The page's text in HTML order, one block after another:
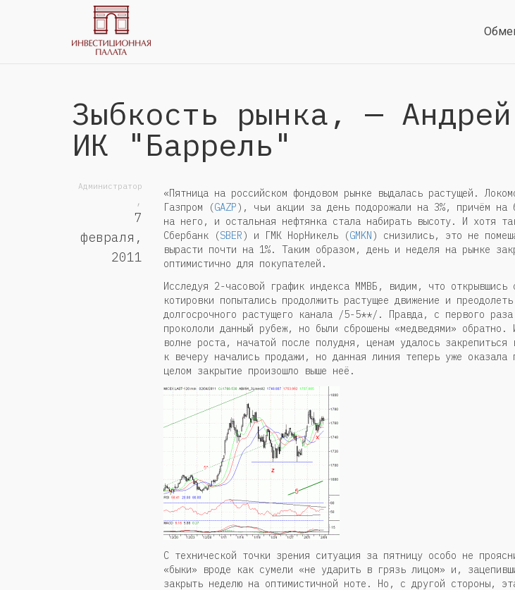
Зыбкость рынка, —
ИК "Баррель"
Администратор
,
7
февраля,
2011
«Пятница на российском фондовом рынке выдалась растущей.
Газпром (GAZP), чьи акции за день подорожали на 3%, причём на
на него, и остальная нефтянка стала набирать высоту. И хотя
Сбербанк (SBER) и ГМК НорНикель (GMKN) снизились, это не
вырасти почти на 1%. Таким образом, день и неделя на рынке
оптимистично для покупателей.
Исследуя 2-часовой график индекса ММВБ, видим, что открывшись
котировки попытались продолжить растущее движение и
долгосрочного растущего канала /5-5**/. Правда, с первого
прокололи данный рубеж, но были сброшены «медведями» обратно.
волне роста, начатой после полудня, ценам удалось
к вечеру начались продажи, но данная линия теперь уже
целом закрытие произошло выше неё.
С технической точки зрения ситуация за пятницу особо не
«быки» вроде как сумели «не ударить в грязь лицом» и,
закрыть неделю на оптимистичной ноте. Но, с другой стороны,